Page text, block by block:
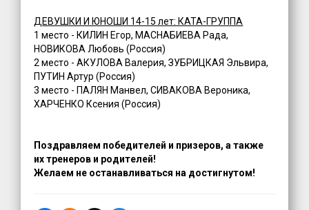
ДЕВУШКИ И ЮНОШИ 14-15 лет: КАТА-ГРУППА
1 место - КИЛИН Егор, МАСНАБИЕВА Рада,
НОВИКОВА Любовь (Россия)
2 место - АКУЛОВА Валерия, ЗУБРИЦКАЯ Эльвира,
ПУТИН Артур (Россия)
3 место - ПАЛЯН Манвел, СИВАКОВА Вероника,
ХАРЧЕНКО Ксения (Россия)
Поздравляем победителей и призеров, а также
их тренеров и родителей!
Желаем не останавливаться на достигнутом!